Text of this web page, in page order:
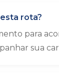
rota?
para
sua